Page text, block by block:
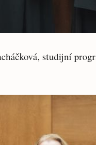
studijní